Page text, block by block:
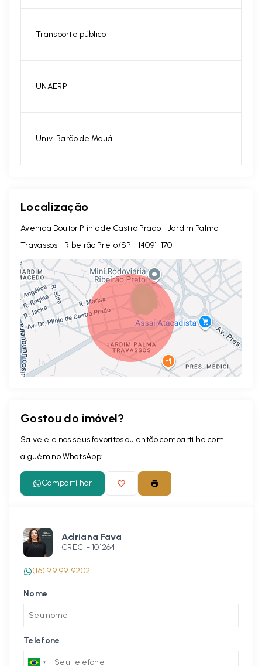
Transporte público
UNAERP
Univ. Barão de Mauá
Localização
Avenida Doutor Plínio de Castro Prado - Jardim Palma
Travassos - Ribeirão Preto/SP - 14091-170
Gostou do imóvel?
Salve ele nos seus favoritos ou então compartilhe com
alguém no WhatsApp:
Compartilhar
Adriana Fava
CRECI - 101264
(16) 9 9199-9202
Nome
Telefone